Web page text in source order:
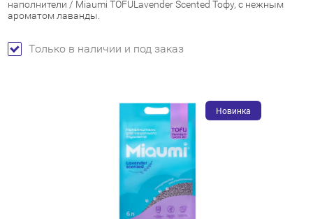
наполнители / Miaumi TOFULavender Scented Тофу, с нежным
ароматом лаванды.
Только в наличии и под заказ
Новинка